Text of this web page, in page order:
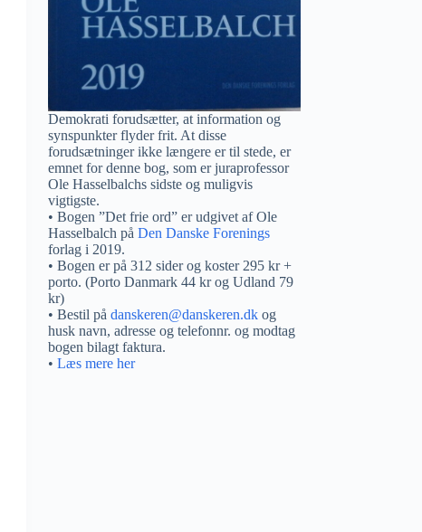
Demokrati forudsætter, at information og
synspunkter flyder frit. At disse
forudsætninger ikke længere er til stede, er
emnet for denne bog, som er juraprofessor
Ole Hasselbalchs sidste og muligvis
vigtigste.
• Bogen ”Det frie ord” er udgivet af Ole
Hasselbalch påDen Danske Forenings
forlag i 2019.
• Bogen er på 312 sider og koster 295 kr +
porto. (Porto Danmark 44 kr og Udland 79
kr)
• Bestil pådanskeren@danskeren.dk og
husk navn, adresse og telefonnr. og modtag
bogen bilagt faktura.
•Læs mere her